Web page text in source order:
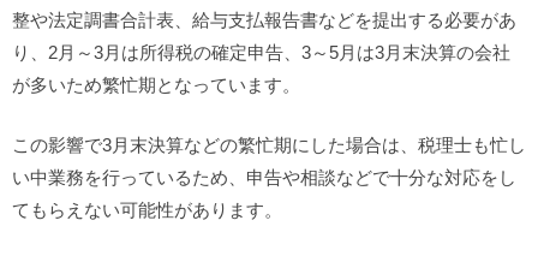
整や法定調書合計表、給与支払報告書などを提出する必要があ
り、2月～3月は所得税の確定申告、3～5月は3月末決算の会社
が多いため繁忙期となっています。
この影響で3月末決算などの繁忙期にした場合は、税理士も忙し
い中業務を行っているため、申告や相談などで十分な対応をし
てもらえない可能性があります。